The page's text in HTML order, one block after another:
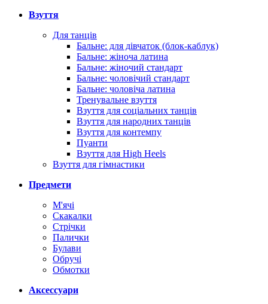
Взуття
Для танців
Бальне: для дівчаток (блок-каблук)
Бальне: жіноча латина
Бальне: жіночий стандарт
Бальне: чоловічий стандарт
Бальне: чоловіча латина
Тренувальне взуття
Взуття для соціальних танців
Взуття для народних танців
Взуття для контемпу
Пуанти
Взуття для High Heels
Взуття для гімнастики
Предмети
М'ячі
Скакалки
Стрічки
Палички
Булави
Обручі
Обмотки
Аксессуари